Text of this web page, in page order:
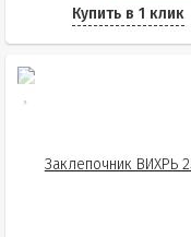
Купить в 1 клик